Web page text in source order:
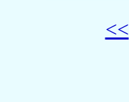
<<